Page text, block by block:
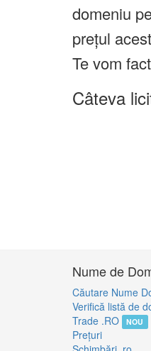
domeniu
prețul
Te vom
Câteva
Nume de
Căutare Nume
Verifică listă de
Trade .RO
NOU
Preţuri